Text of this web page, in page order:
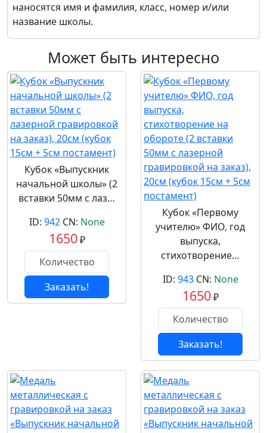
наносятся имя и фамилия, класс, номер и/или
название школы.
Может быть интересно
Кубок «Выпускник
начальной школы» (2
вставки 50мм с лаз…
ID: 942CN: None
1650₽
Заказать!
Кубок «Первому
учителю» ФИО, год
выпуска,
стихотворение…
ID: 943CN: None
1650₽
Заказать!